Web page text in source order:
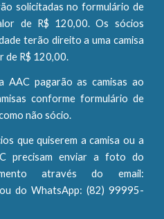
solicitadas no formulário de
de R$ 120,00. Os sócios
terão direito a uma camisa
de R$ 120,00.
AAC pagarão as camisas ao
conforme formulário de
não sócio.
que quiserem a camisa ou a
precisam enviar a foto do
através do email:
ou do WhatsApp: (82) 99995-